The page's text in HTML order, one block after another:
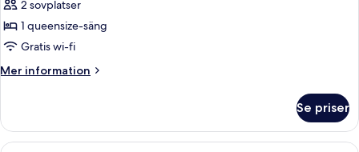
-
1
queensize-
säng
-
-
icke-
2 sovplatser
1 queensize-säng
Gratis wi-fi
Mer information
Mer
-
Se priser
Ett hotellrum med en stor säng, två